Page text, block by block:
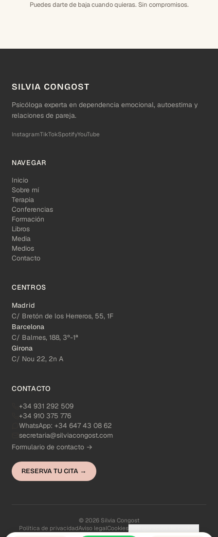
Puedes darte de baja cuando quieras. Sin compromisos.
SILVIA CONGOST
Psicóloga experta en dependencia emocional, autoestima y
relaciones de pareja.
InstagramTikTokSpotifyYouTube
NAVEGAR
Inicio
Sobre mí
Terapia
Conferencias
Formación
Libros
Media
Medios
Contacto
CENTROS
Madrid
C/ Bretón de los Herreros, 55, 1F
Barcelona
C/ Balmes, 188, 3º-1ª
Girona
C/ Nou 22, 2n A
CONTACTO
+34 931 292 509
+34 910 375 776
WhatsApp: +34 647 43 08 62
secretaria@silviacongost.com
Formulario de contacto →
RESERVA TU CITA →
© 2026 Silvia Congost
Política de privacidadAviso legalCookies